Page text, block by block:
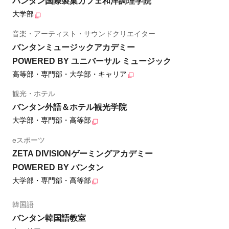
大学部
音楽・アーティスト・サウンドクリエイター
バンタンミュージックアカデミー
POWERED BY ユニバーサル ミュージック
高等部・専門部・大学部・キャリア
観光・ホテル
バンタン外語＆ホテル観光学院
大学部・専門部・高等部
eスポーツ
ZETA DIVISIONゲーミングアカデミー
POWERED BY バンタン
大学部・専門部・高等部
韓国語
バンタン韓国語教室